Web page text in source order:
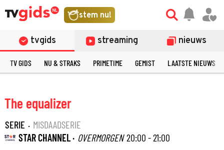
stem nu!
tvgids streaming nieuws
TV GIDS NU & STRAKS PRIMETIME GEMIST LAATSTE NIEUWS
The equalizer
SERIE · MISDAADSERIE
STAR CHANNEL · OVERMORGEN 20:00 - 21:00